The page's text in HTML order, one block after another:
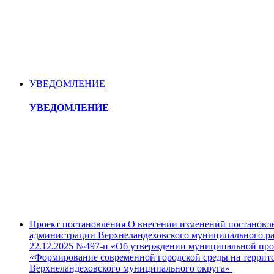
УВЕДОМЛЕНИЕ
УВЕДОМЛЕНИЕ
Проект постановления О внесении изменений
администрации Верхнеландеховского муниципального
22.12.2025 №497-п «Об утверждении муниципальной
«Формирование современной городской среды на
Верхнеландеховского муниципального округа»